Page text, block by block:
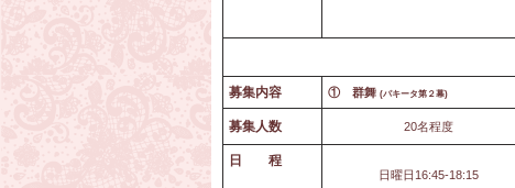
募集内容 ① 群舞 (パキータ第２幕)
募集人数 20名程度
日 程
日曜日16:45-18:15